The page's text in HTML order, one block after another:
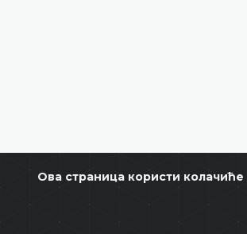
Ова страница користи колачиће